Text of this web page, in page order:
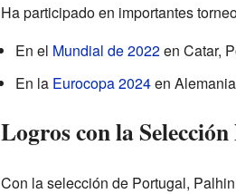
Ha participado en importantes
En el Mundial de 2022en Catar,
En la Eurocopa 2024en
Logros con la
Con la selección de Portugal,